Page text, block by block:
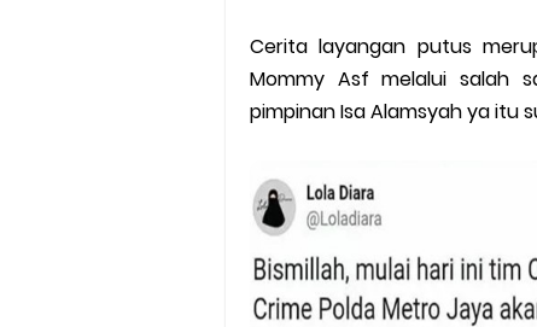
Cerita layangan putus
Mommy Asf melalui salah
pimpinan Isa Alamsyah ya itu